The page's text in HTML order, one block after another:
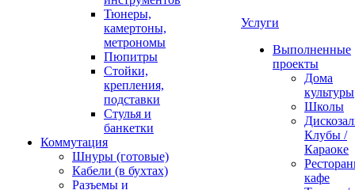
Тюнеры,
камертоны,
метрономы
Пюпитры
Стойки,
крепления,
подставки
Стулья и
банкетки
Коммутация
Шнуры (готовые)
Кабели (в бухтах)
Разъемы и
Услуги
Выполненные
проекты
Дома
культуры
Школы
Клубы /
Караоке
кафе